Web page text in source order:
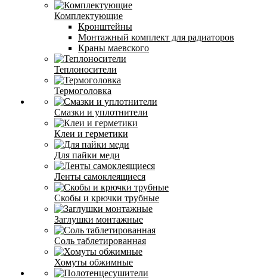
Комплектующие
Кронштейны
Монтажный комплект для радиаторов
Краны маевского
Теплоносители
Термоголовка
Смазки и уплотнители
Клеи и герметики
Для пайки меди
Ленты самоклеящиеся
Скобы и крючки трубные
Заглушки монтажные
Соль таблетированная
Хомуты обжимные